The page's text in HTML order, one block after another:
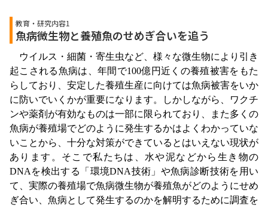
教育・研究内容1
魚病微生物と養殖魚のせめぎ合いを追う
ウイルス・細菌・寄生虫など、様々な微生物により引き
起こされる魚病は、年間で100億円近くの養殖被害をもた
らしており、安定した養殖生産に向けては魚病被害をいか
に防いでいくかが重要になります。しかしながら、ワクチ
ンや薬剤が有効なものは一部に限られており、また多くの
魚病が養殖場でどのように発生するかはよくわかっていな
いことから、十分な対策ができているとはいえない現状が
あります。そこで私たちは、水や泥などから生き物の
DNAを検出する「環境DNA技術」や魚病診断技術を用い
て、実際の養殖場で魚病微生物が養殖魚がどのようにせめ
ぎ合い、魚病として発生するのかを解明するために調査を